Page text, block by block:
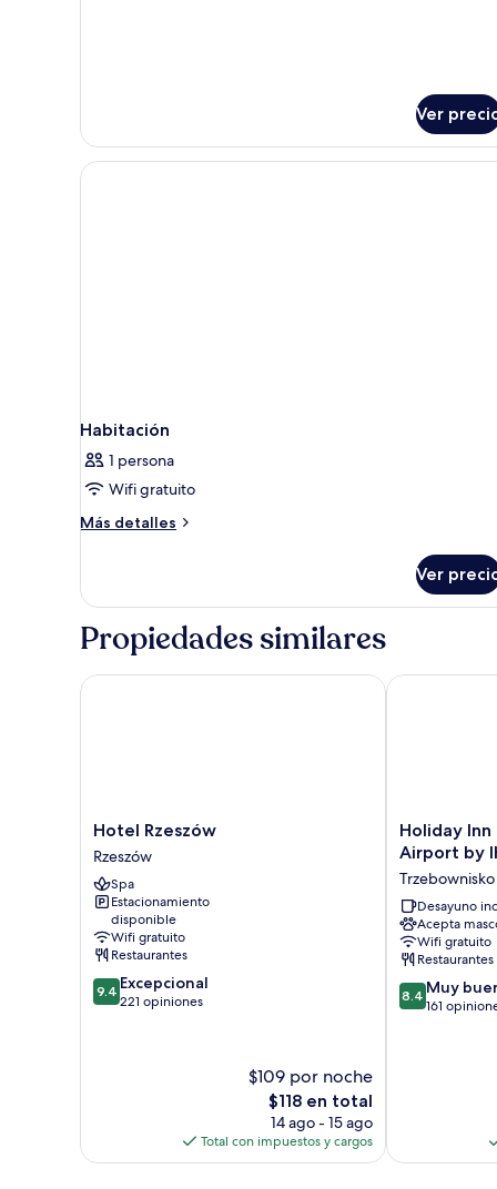
Twin)
Ver
Habitación
1 persona
Wifi gratuito
Más detalles
Más
Ver
Propiedades similares
Hotel
Rzeszów
Rzeszów
Hotel Rzeszów
Rzeszów
Spa
Estacionamiento
disponible
Wifi gratuito
Restaurantes
9.4
de
9.4 Excepcional
221 opiniones
$109 por noche
El
precio
actual
es
$118 en total
14 ago - 15 ago
Total con impuestos y cargos
Hotel Rzeszów
Holiday
Inn
Express
Rzeszow
Airport
by
IHG
Trzebownisko
Holiday Inn
Airport by
Trzebownisko
Desayuno
Acepta
Wifi gratuito
Restaurantes
8.4
de
8.4 Muy
161
Holiday Inn